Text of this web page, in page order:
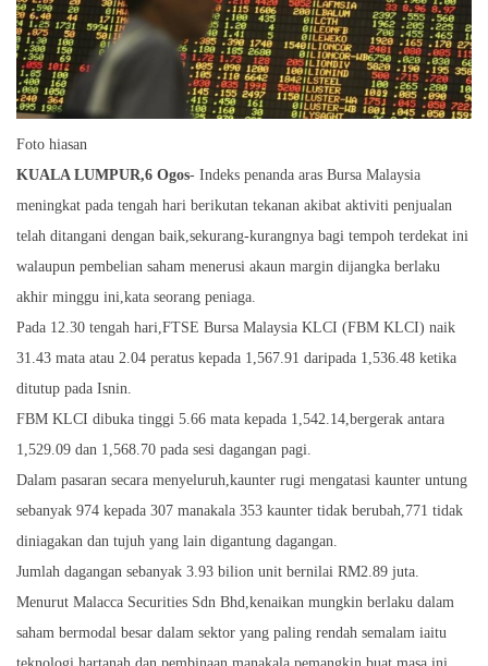
Foto hiasan
KUALA LUMPUR,6 Ogos- Indeks penanda aras Bursa Malaysia
meningkat pada tengah hari berikutan tekanan akibat aktiviti penjualan
telah ditangani dengan baik,sekurang-kurangnya bagi tempoh terdekat ini
walaupun pembelian saham menerusi akaun margin dijangka berlaku
akhir minggu ini,kata seorang peniaga.
Pada 12.30 tengah hari,FTSE Bursa Malaysia KLCI (FBM KLCI) naik
31.43 mata atau 2.04 peratus kepada 1,567.91 daripada 1,536.48 ketika
ditutup pada Isnin.
FBM KLCI dibuka tinggi 5.66 mata kepada 1,542.14,bergerak antara
1,529.09 dan 1,568.70 pada sesi dagangan pagi.
Dalam pasaran secara menyeluruh,kaunter rugi mengatasi kaunter untung
sebanyak 974 kepada 307 manakala 353 kaunter tidak berubah,771 tidak
diniagakan dan tujuh yang lain digantung dagangan.
Jumlah dagangan sebanyak 3.93 bilion unit bernilai RM2.89 juta.
Menurut Malacca Securities Sdn Bhd,kenaikan mungkin berlaku dalam
saham bermodal besar dalam sektor yang paling rendah semalam iaitu